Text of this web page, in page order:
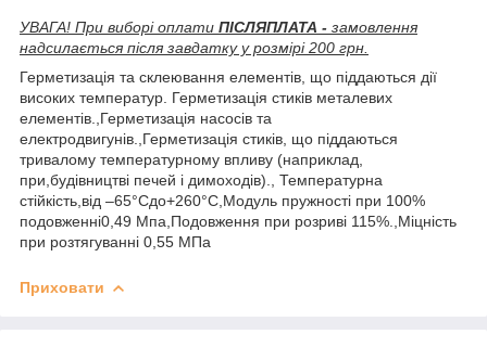
УВАГА! При виборі оплати ПІСЛЯПЛАТА - замовлення
надсилається після завдатку у розмірі 200 грн.
Герметизація та склеювання елементів, що піддаються дії
високих температур. Герметизація стиків металевих
елементів.,Герметизація насосів та
електродвигунів.,Герметизація стиків, що піддаються
тривалому температурному впливу (наприклад,
при,будівництві печей і димоходів)., Температурна
стійкість,від –65°Сдо+260°С,Модуль пружності при 100%
подовженні0,49 Мпа,Подовження при розриві 115%.,Міцність
при розтягуванні 0,55 МПа
Приховати